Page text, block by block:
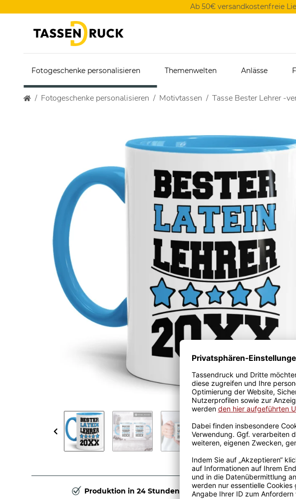
Ab 50€ versandkostenfreie
Fotogeschenke personalisieren Themenwelten Anlässe
Fotogeschenke personalisieren Motivtassen Tasse Bester Lehrer -
Produktion in 24 Stunden Sicherer Kauf